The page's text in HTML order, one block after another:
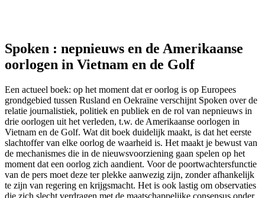
Spoken : nepnieuws en de Amerikaanse
oorlogen in Vietnam en de Golf
Een actueel boek: op het moment dat er oorlog is op Europees
grondgebied tussen Rusland en Oekraïne verschijnt Spoken over de
relatie journalistiek, politiek en publiek en de rol van nepnieuws in
drie oorlogen uit het verleden, t.w. de Amerikaanse oorlogen in
Vietnam en de Golf. Wat dit boek duidelijk maakt, is dat het eerste
slachtoffer van elke oorlog de waarheid is. Het maakt je bewust van
de mechanismes die in de nieuwsvoorziening gaan spelen op het
moment dat een oorlog zich aandient. Voor de poortwachtersfunctie
van de pers moet deze ter plekke aanwezig zijn, zonder afhankelijk
te zijn van regering en krijgsmacht. Het is ook lastig om observaties